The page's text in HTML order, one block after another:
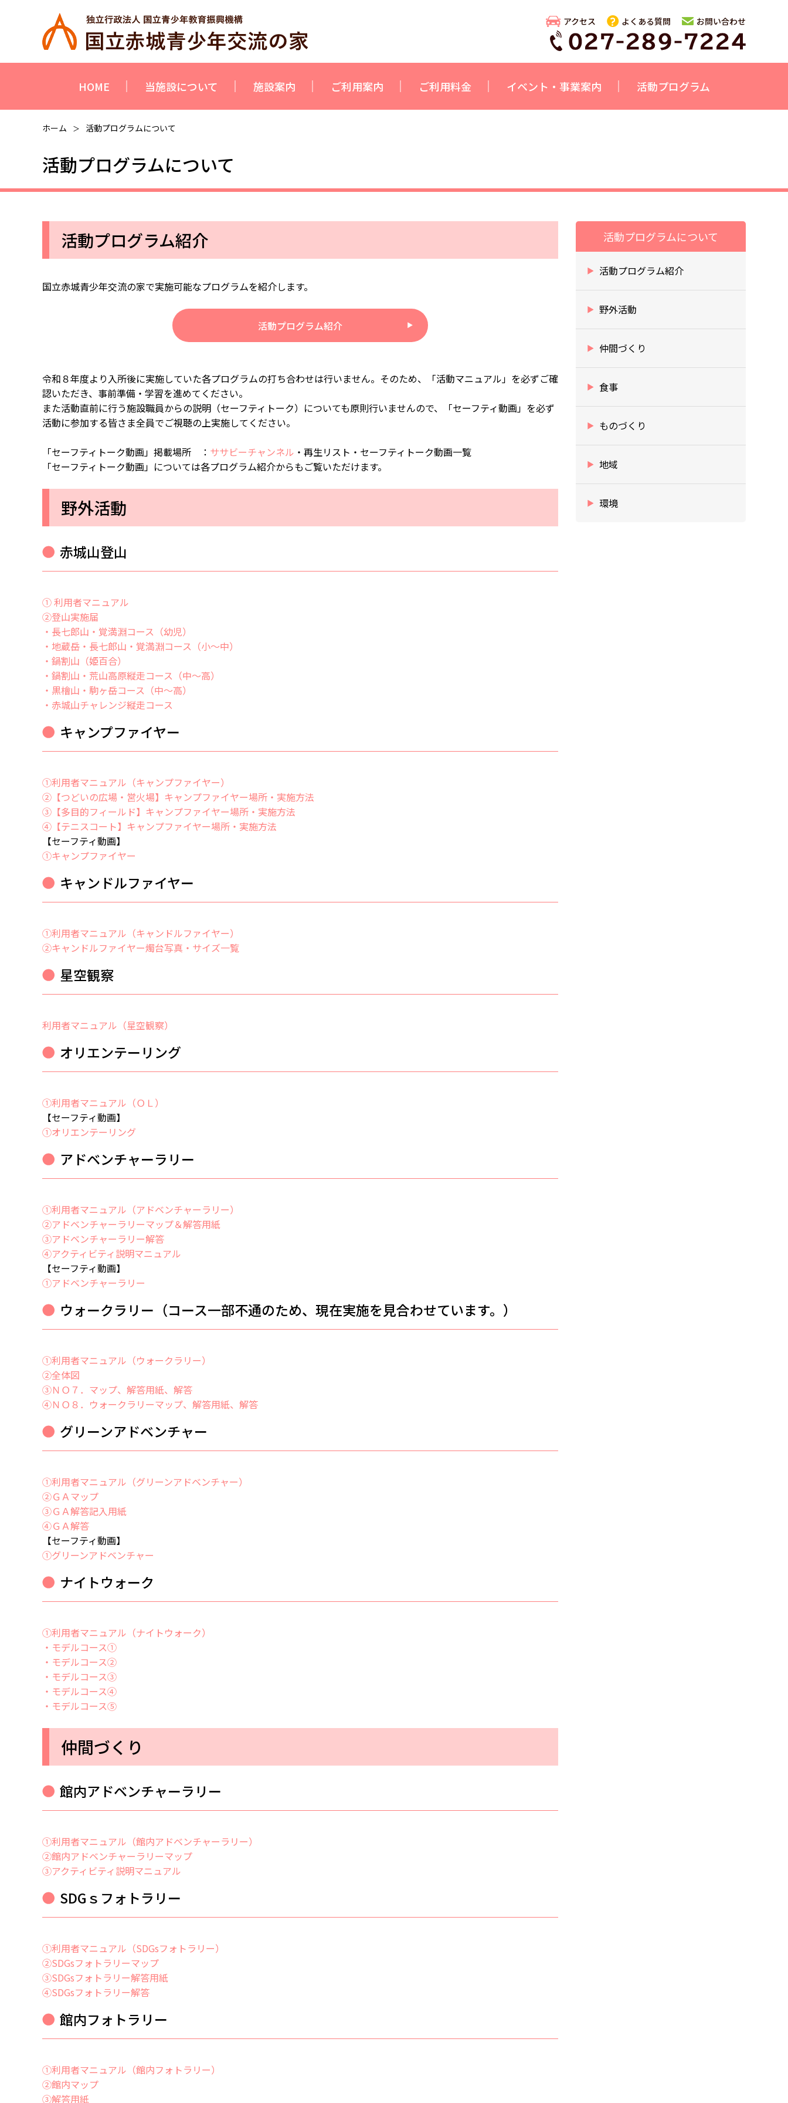
アクセス よくある質問 お問い合わせ
HOME 当施設について 施設案内 ご利用案内 ご利用料金 イベント・事業案内 活動プログラム
ホーム ＞ 活動プログラムについて
活動プログラムについて
活動プログラム紹介
国立赤城青少年交流の家で実施可能なプログラムを紹介します。
活動プログラム紹介
令和８年度より入所後に実施していた各プログラムの打ち合わせは行いません。そのため、「活動マニュアル」を必ずご確
認いただき、事前準備・学習を進めてください。
また活動直前に行う施設職員からの説明（セーフティトーク）についても原則行いませんので、「セーフティ動画」を必ず
活動に参加する皆さま全員でご視聴の上実施してください。
「セーフティトーク動画」掲載場所 ： ササビーチャンネル ・再生リスト・セーフティトーク動画一覧
「セーフティトーク動画」については各プログラム紹介からもご覧いただけます。
野外活動
赤城山登山
① 利用者マニュアル
②登山実施届
・長七郎山・覚満淵コース（幼児）
・地蔵岳・長七郎山・覚満淵コース（小～中）
・鍋割山（姫百合）
・鍋割山・荒山高原縦走コース（中～高）
・黒檜山・駒ヶ岳コース（中～高）
・赤城山チャレンジ縦走コース
キャンプファイヤー
①利用者マニュアル（キャンプファイヤー）
② 【つどいの広場・営火場】キャンプファイヤー場所・実施方法
③【多目的フィールド】キャンプファイヤー場所・実施方法
④【テニスコート】キャンプファイヤー場所・実施方法
【セーフティ動画】
①キャンプファイヤー
キャンドルファイヤー
①利用者マニュアル（キャンドルファイヤー）
②キャンドルファイヤー燭台写真・サイズ一覧
星空観察
利用者マニュアル（星空観察）
オリエンテーリング
①利用者マニュアル（ＯＬ）
【セーフティ動画】
①オリエンテーリング
アドベンチャーラリー
①利用者マニュアル（アドベンチャーラリー）
②アドベンチャーラリーマップ＆解答用紙
③アドベンチャーラリー解答
④アクティビティ説明マニュアル
【セーフティ動画】
①アドベンチャーラリー
ウォークラリー（コース一部不通のため、現在実施を見合わせています。）
①利用者マニュアル（ウォークラリー）
②全体図
③ＮＯ７．マップ、解答用紙、解答
④ＮＯ８．ウォークラリーマップ、解答用紙、解答
グリーンアドベンチャー
①利用者マニュアル（グリーンアドベンチャー）
②ＧＡマップ
③ＧＡ解答記入用紙
④ＧＡ解答
【セーフティ動画】
①グリーンアドベンチャー
ナイトウォーク
①利用者マニュアル（ナイトウォーク）
・モデルコース①
・モデルコース②
・モデルコース③
・モデルコース④
・モデルコース⑤
仲間づくり
館内アドベンチャーラリー
①利用者マニュアル（館内アドベンチャーラリー）
②館内アドベンチャーラリーマップ
③アクティビティ説明マニュアル
SDGｓフォトラリー
①利用者マニュアル（SDGsフォトラリー）
②SDGsフォトラリーマップ
③SDGsフォトラリー解答用紙
④SDGsフォトラリー解答
館内フォトラリー
①利用者マニュアル（館内フォトラリー）
②館内マップ
③解答用紙
活動プログラムについて
活動プログラム紹介
野外活動
仲間づくり
食事
ものづくり
地域
環境